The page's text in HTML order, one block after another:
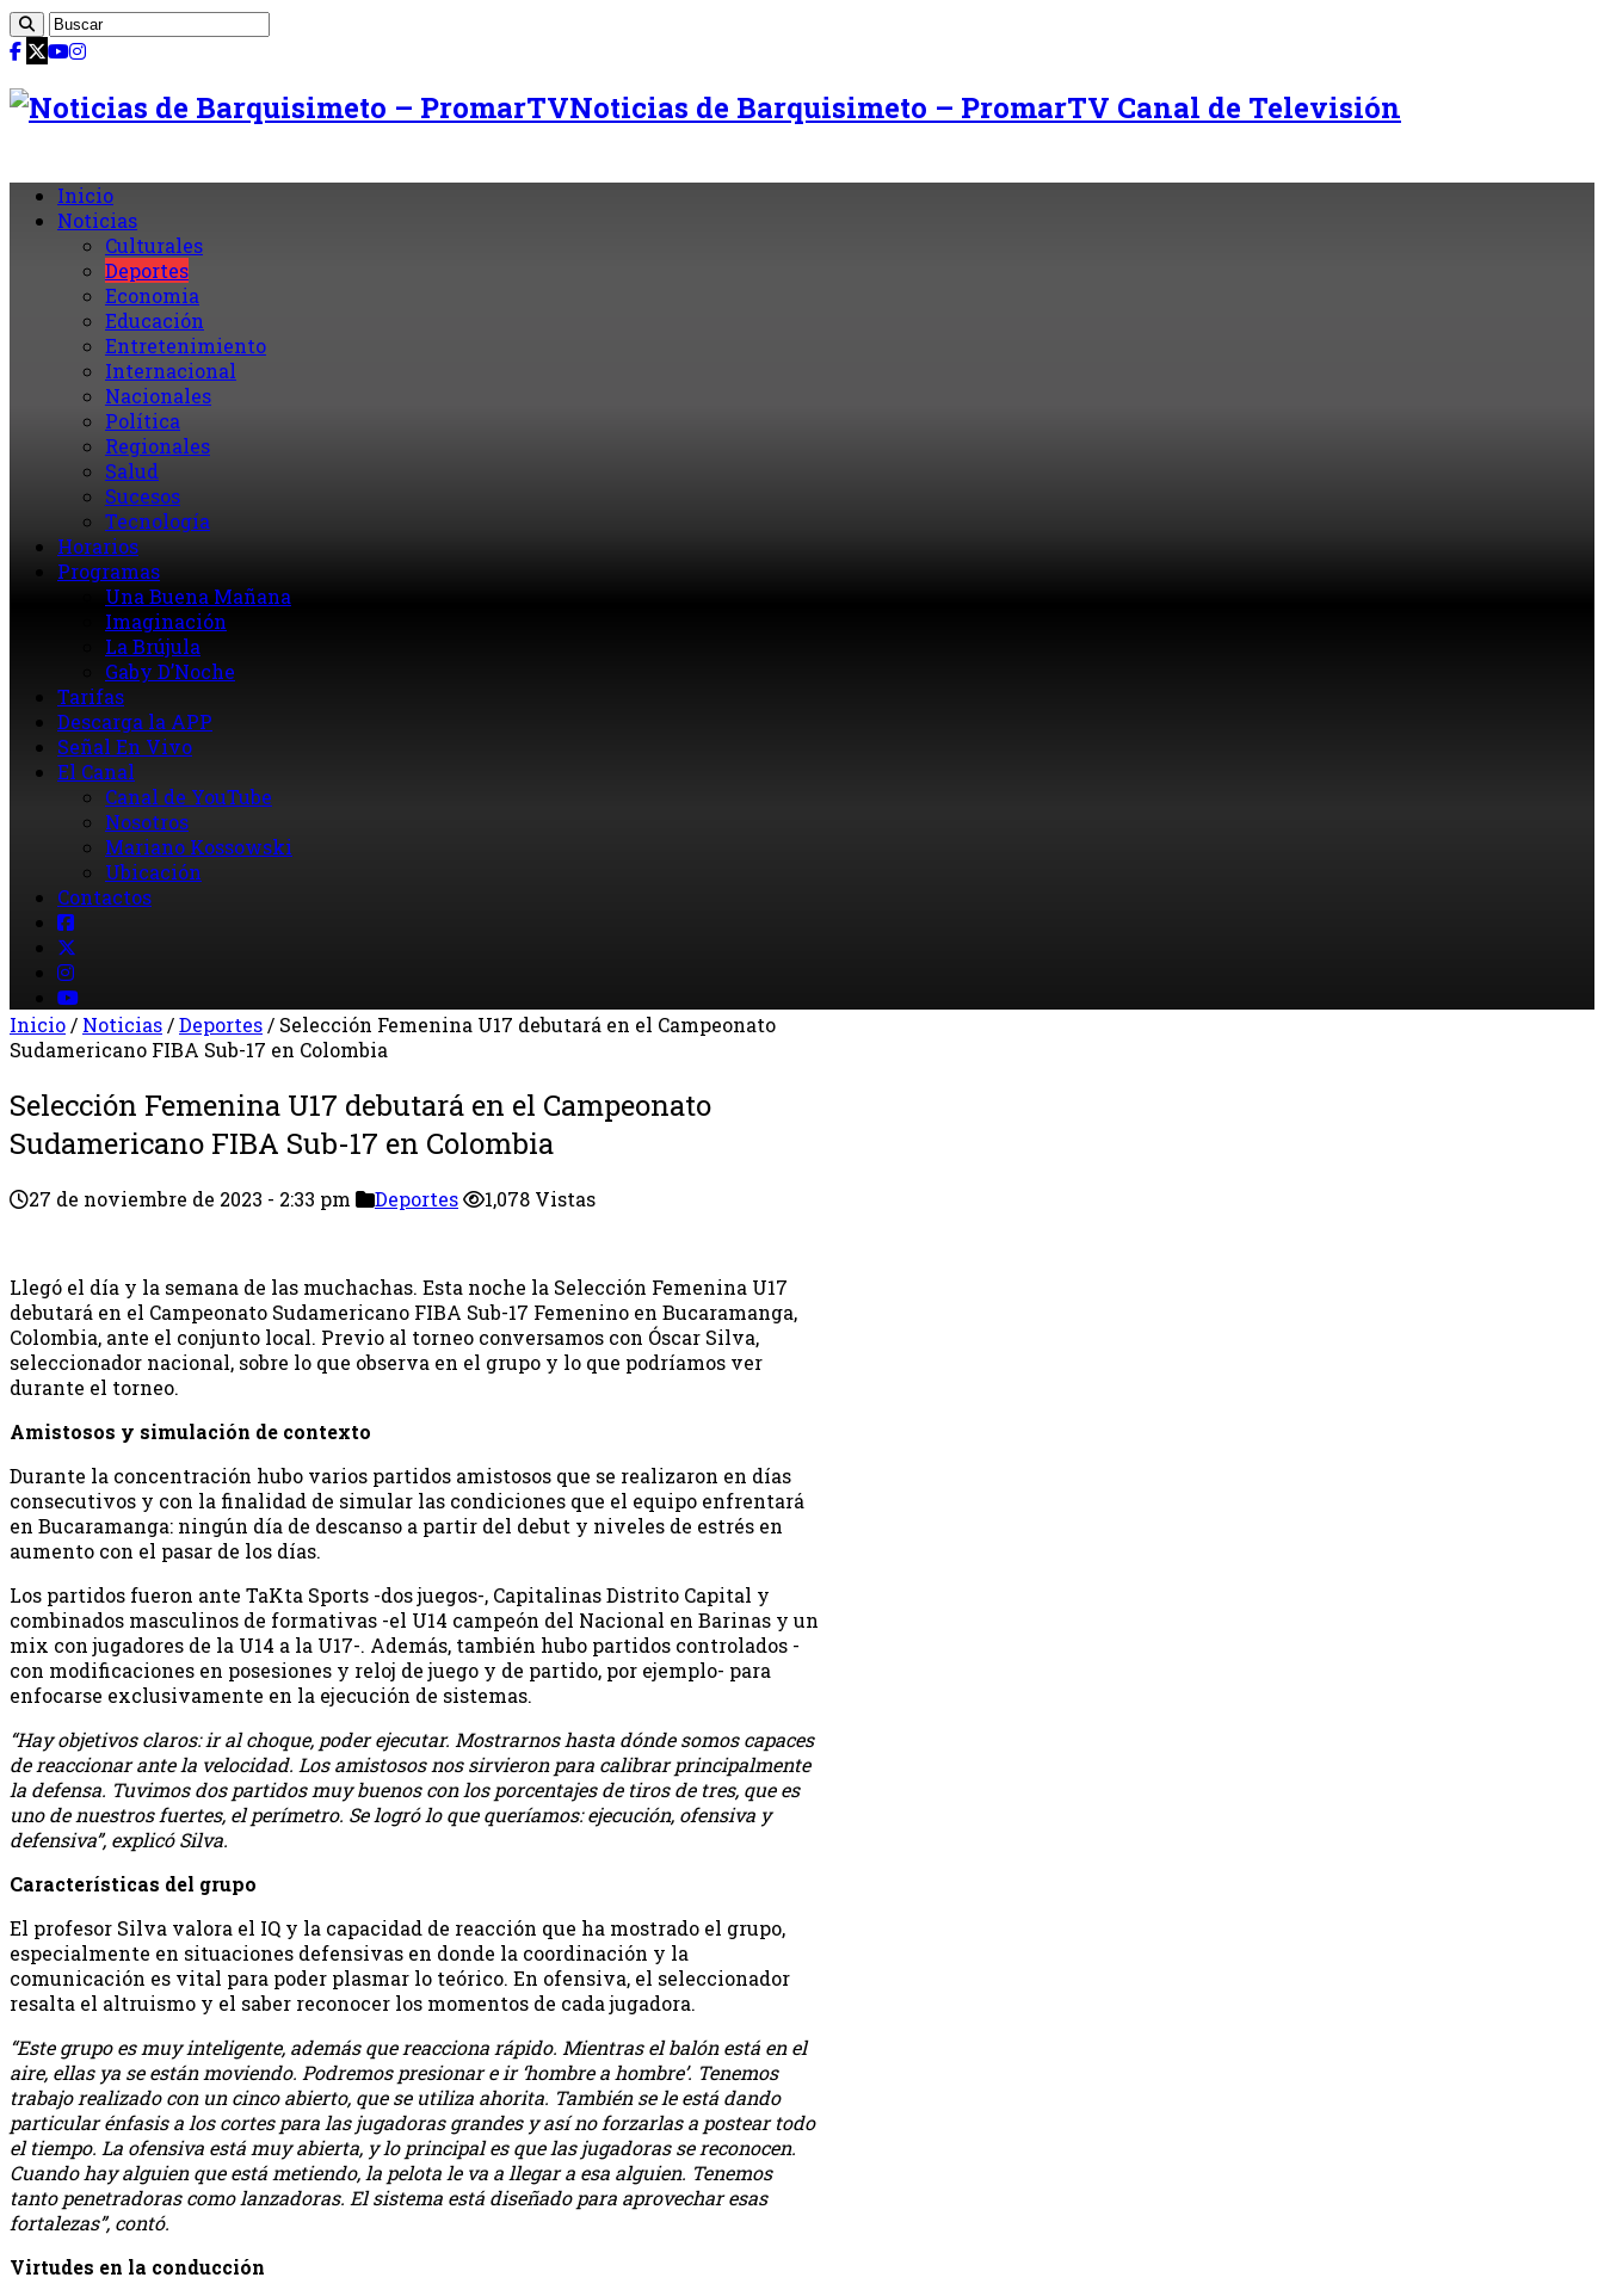
Noticias de Barquisimeto – PromarTV Canal de Televisión
Inicio
Noticias
Culturales
Deportes
Economia
Educación
Entretenimiento
Internacional
Nacionales
Política
Regionales
Salud
Sucesos
Tecnología
Horarios
Programas
Una Buena Mañana
Imaginación
La Brújula
Gaby D’Noche
Tarifas
Descarga la APP
Señal En Vivo
El Canal
Canal de YouTube
Nosotros
Mariano Kossowski
Ubicación
Contactos
Inicio/ Noticias/Deportes/ Selección Femenina U17 debutará en el Campeonato
Sudamericano FIBA Sub-17 en Colombia
Selección Femenina U17 debutará en el Campeonato
Sudamericano FIBA Sub-17 en Colombia
27 de noviembre de 2023 - 2:33 pm Deportes 1,078 Vistas
Llegó el día y la semana de las muchachas. Esta noche la Selección Femenina U17
debutará en el Campeonato Sudamericano FIBA Sub-17 Femenino en Bucaramanga,
Colombia, ante el conjunto local. Previo al torneo conversamos con Óscar Silva,
seleccionador nacional, sobre lo que observa en el grupo y lo que podríamos ver
durante el torneo.
Amistosos y simulación de contexto
Durante la concentración hubo varios partidos amistosos que se realizaron en días
consecutivos y con la finalidad de simular las condiciones que el equipo enfrentará
en Bucaramanga: ningún día de descanso a partir del debut y niveles de estrés en
aumento con el pasar de los días.
Los partidos fueron ante TaKta Sports -dos juegos-, Capitalinas Distrito Capital y
combinados masculinos de formativas -el U14 campeón del Nacional en Barinas y un
mix con jugadores de la U14 a la U17-. Además, también hubo partidos controlados -
con modificaciones en posesiones y reloj de juego y de partido, por ejemplo- para
enfocarse exclusivamente en la ejecución de sistemas.
“Hay objetivos claros: ir al choque, poder ejecutar. Mostrarnos hasta dónde somos capaces
de reaccionar ante la velocidad. Los amistosos nos sirvieron para calibrar principalmente
la defensa. Tuvimos dos partidos muy buenos con los porcentajes de tiros de tres, que es
uno de nuestros fuertes, el perímetro. Se logró lo que queríamos: ejecución, ofensiva y
defensiva”, explicó Silva.
Características del grupo
El profesor Silva valora el IQ y la capacidad de reacción que ha mostrado el grupo,
especialmente en situaciones defensivas en donde la coordinación y la
comunicación es vital para poder plasmar lo teórico. En ofensiva, el seleccionador
resalta el altruismo y el saber reconocer los momentos de cada jugadora.
“Este grupo es muy inteligente, además que reacciona rápido. Mientras el balón está en el
aire, ellas ya se están moviendo. Podremos presionar e ir ‘hombre a hombre’. Tenemos
trabajo realizado con un cinco abierto, que se utiliza ahorita. También se le está dando
particular énfasis a los cortes para las jugadoras grandes y así no forzarlas a postear todo
el tiempo. La ofensiva está muy abierta, y lo principal es que las jugadoras se reconocen.
Cuando hay alguien que está metiendo, la pelota le va a llegar a esa alguien. Tenemos
tanto penetradoras como lanzadoras. El sistema está diseñado para aprovechar esas
fortalezas”, contó.
Virtudes en la conducción